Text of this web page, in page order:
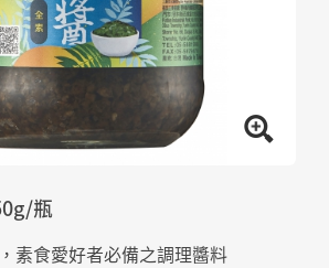
瓶
素食愛好者必備之調理醬料